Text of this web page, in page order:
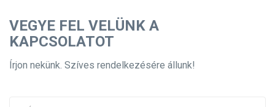
VEGYE FEL VELÜNK A
KAPCSOLATOT
Írjon nekünk. Szíves rendelkezésére állunk!